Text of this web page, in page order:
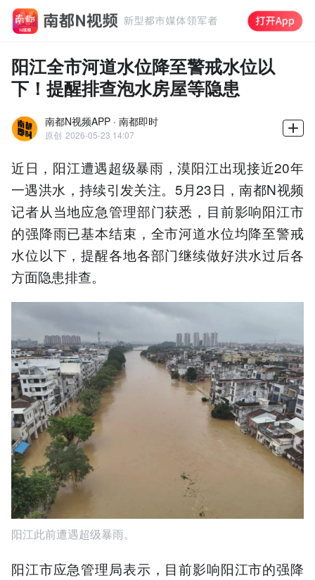
阳江全市河道水位降至警戒水位以
下！提醒排查泡水房屋等隐患
南都N视频APP · 南都即时
原创 2026-05-23 14:07
近日，阳江遭遇超级暴雨，漠阳江出现接近20年
一遇洪水，持续引发关注。5月23日，南都N视频
记者从当地应急管理部门获悉，目前影响阳江市
的强降雨已基本结束，全市河道水位均降至警戒
水位以下，提醒各地各部门继续做好洪水过后各
方面隐患排查。
阳江此前遭遇超级暴雨。
阳江市应急管理局表示，目前影响阳江市的强降